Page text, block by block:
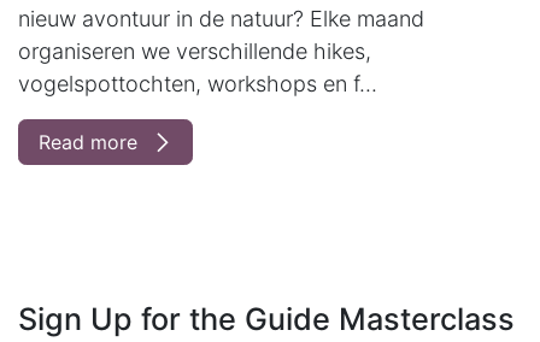
nieuw avontuur in de natuur? Elke maand
organiseren we verschillende hikes,
vogelspottochten, workshops en f...
Read more
Sign Up for the Guide Masterclass